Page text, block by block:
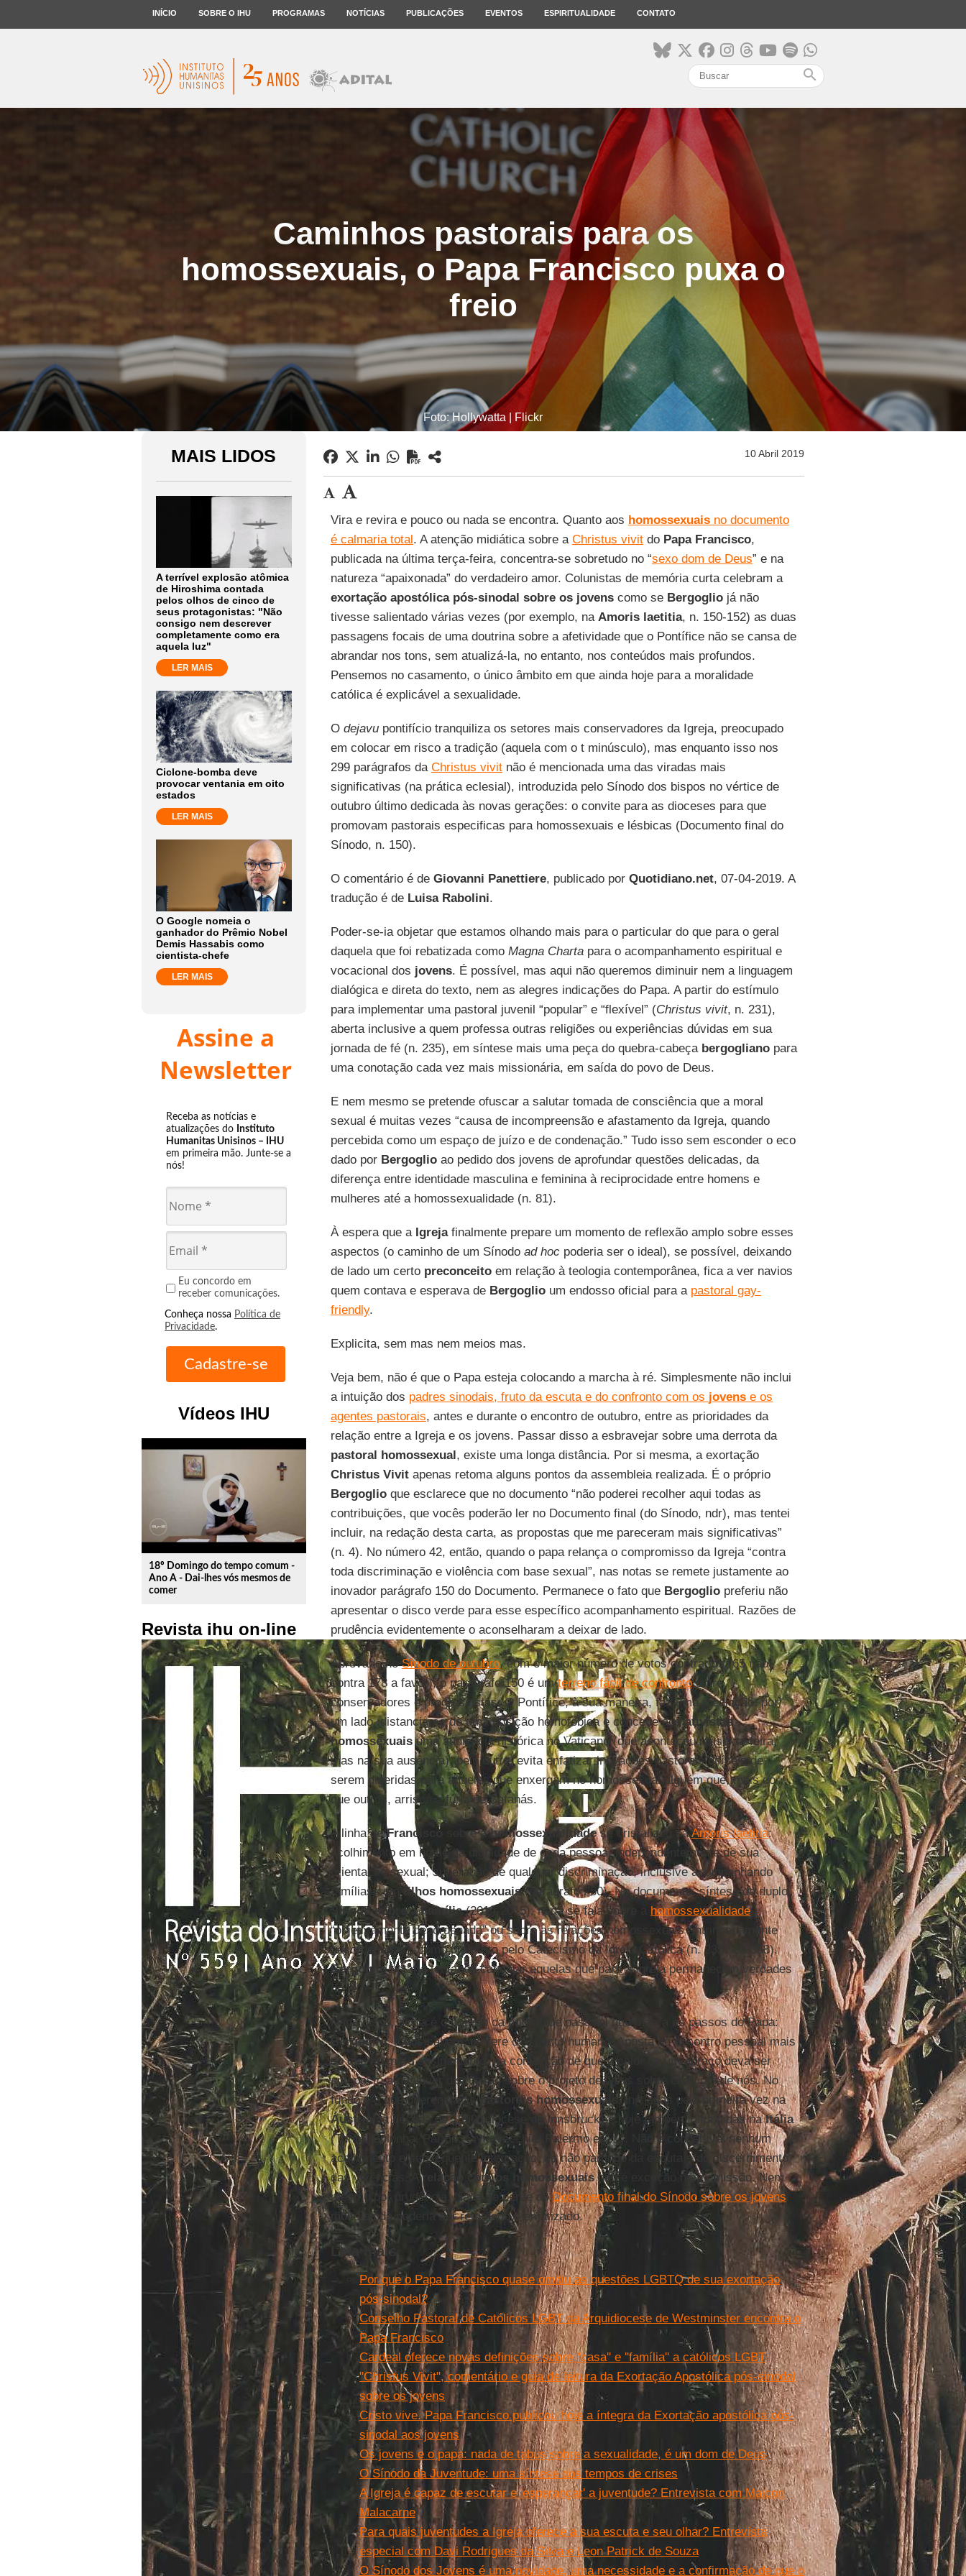
INÍCIO SOBRE O IHU PROGRAMAS NOTÍCIAS PUBLICAÇÕES EVENTOS ESPIRITUALIDADE CONTATO
search
Caminhos pastorais para os
homossexuais, o Papa Francisco puxa o
freio
Foto: Hollywatta | Flickr
MAIS LIDOS
A terrível explosão atômica
de Hiroshima contada
pelos olhos de cinco de
seus protagonistas: "Não
consigo nem descrever
completamente como era
aquela luz"
LER MAIS
Ciclone-bomba deve
provocar ventania em oito
estados
LER MAIS
O Google nomeia o
ganhador do Prêmio Nobel
Demis Hassabis como
cientista-chefe
LER MAIS
Assine a
Newsletter
Receba as notícias e
atualizações do Instituto
Humanitas Unisinos – IHU
em primeira mão. Junte-se a
nós!
Eu concordo em
receber comunicações.
Conheça nossa Política de
Privacidade.
Vídeos IHU
play_circle_outline
18º Domingo do tempo comum -
Ano A - Dai-lhes vós mesmos de
comer
Revista ihu on-line
10 Abril 2019
Vira e revira e pouco ou nada se encontra. Quanto aos homossexuaisno documento
é calmaria total. A atenção midiática sobre a Christus vivitdo Papa Francisco,
publicada na última terça-feira, concentra-se sobretudo no “sexo dom de Deus” e na
natureza “apaixonada” do verdadeiro amor. Colunistas de memória curta celebram a
exortação apostólica pós-sinodal sobre os jovenscomo se Bergogliojá não
tivesse salientado várias vezes (por exemplo, na Amoris laetitia, n. 150-152) as duas
passagens focais de uma doutrina sobre a afetividade que o Pontífice não se cansa de
abrandar nos tons, sem atualizá-la, no entanto, nos conteúdos mais profundos.
Pensemos no casamento, o único âmbito em que ainda hoje para a moralidade
católica é explicável a sexualidade.
O dejavupontifício tranquiliza os setores mais conservadores da Igreja, preocupado
em colocar em risco a tradição (aquela com o t minúsculo), mas enquanto isso nos
299 parágrafos da Christus vivitnão é mencionada uma das viradas mais
significativas (na prática eclesial), introduzida pelo Sínodo dos bispos no vértice de
outubro último dedicada às novas gerações: o convite para as dioceses para que
promovam pastorais especificas para homossexuais e lésbicas (Documento final do
Sínodo, n. 150).
O comentário é deGiovanni Panettiere, publicado por Quotidiano.net, 07-04-2019. A
tradução é de Luisa Rabolini.
Poder-se-ia objetar que estamos olhando mais para o particular do que para o geral
daquela que foi rebatizada como Magna Chartapara o acompanhamento espiritual e
vocacional dos jovens. É possível, mas aqui não queremos diminuir nem a linguagem
dialógica e direta do texto, nem as alegres indicações do Papa. A partir do estímulo
para implementar uma pastoral juvenil “popular” e “flexível” (Christus vivit, n. 231),
aberta inclusive a quem professa outras religiões ou experiências dúvidas em sua
jornada de fé (n. 235), em síntese mais uma peça do quebra-cabeça bergoglianopara
uma conotação cada vez mais missionária, em saída do povo de Deus.
E nem mesmo se pretende ofuscar a salutar tomada de consciência que a moral
sexual é muitas vezes “causa de incompreensão e afastamento da Igreja, quando
percebida como um espaço de juízo e de condenação.” Tudo isso sem esconder o eco
dado por Bergoglioao pedido dos jovens de aprofundar questões delicadas, da
diferença entre identidade masculina e feminina à reciprocidade entre homens e
mulheres até a homossexualidade (n. 81).
À espera que a Igrejafinalmente prepare um momento de reflexão amplo sobre esses
aspectos (o caminho de um Sínodo ad hocpoderia ser o ideal), se possível, deixando
de lado um certo preconceitoem relação à teologia contemporânea, fica a ver navios
quem contava e esperava de Bergoglioum endosso oficial para a pastoral gay-
friendly.
Explicita, sem mas nem meios mas.
Veja bem, não é que o Papa esteja colocando a marcha à ré. Simplesmente não inclui
a intuição dos padres sinodais, fruto da escuta e do confronto com os jovense os
agentes pastorais, antes e durante o encontro de outubro, entre as prioridades da
relação entre a Igreja e os jovens. Passar disso a esbravejar sobre uma derrota da
pastoral homossexual, existe uma longa distância. Por si mesma, a exortação
Christus Vivitapenas retoma alguns pontos da assembleia realizada. É o próprio
Bergoglioque esclarece que no documento “não poderei recolher aqui todas as
contribuições, que vocês poderão ler no Documento final (do Sínodo, ndr), mas tentei
incluir, na redação desta carta, as propostas que me pareceram mais significativas”
(n. 4). No número 42, então, quando o papa relança o compromisso da Igreja “contra
toda discriminação e violência com base sexual”, nas notas se remete justamente ao
inovador parágrafo 150 do Documento. Permanece o fato que Bergogliopreferiu não
apresentar o disco verde para esse específico acompanhamento espiritual. Razões de
prudência evidentemente o aconselharam a deixar de lado.
Aprovado no Sínodo de outubro, com o maior número de votos contrários (65 não
contra 178 a favor), o parágrafo 150 é umterreno fácil de confrontoentre
conservadores e progressistas. O Pontífice, à sua maneira, faz uma mediação: por
um lado, distancia-se de uma posição homofóbica e concede aosativistas
homossexuaisuma audiência histórica no Vaticano (que aconteceu na sexta-feira,
mas na sua ausência), pelo outro, evita enfatizar inovações pastorais difíceis de
serem digeridas para aqueles que enxergam no homossexual alguém que, mais do
que outros, arrisca a fúria de Satanás.
A linha deFrancisco sobre ahomossexualidadese cristalizou naAmoris laetitia:
acolhimento em nome da dignidade de cada pessoa, independentemente de sua
orientação sexual; superação de qualquer discriminação, inclusive acompanhando
famílias comfilhos homossexuais(parágrafo 250). No documento, síntese do duplo
Sínodo sobre a Família(2014-2015), nada se fala sobre a homossexualidade
“objetivamente desordenada” ou sobre as relações homossexuais “intrinsecamente
desordenadas”, como prescrito pelo Catecismo da Igreja Católica (n. 2357 e 2358).
Bergoglioestaria tentando cancelar aquelas que para a Igreja permanecem verdades
de fé?
Nada disso, ainda é o critério da prioridade pastoral que marca os passos do Papa:
Bergoglio, todos sabem, prefere o aspecto humano. Aposta no encontro pessoal mais
do que no mero ensinamento, na convicção de que o calor de um abraço deva ser
anteposto a qualquer discussão sobre o projeto de Deus sobre cada um de nós. No
fundo é o que diferencia aspastorais homossexuais, iniciadas pela primeira vez na
Áustria na década de 1990 (diocese de Innsbruck) e hoje também difundidas naItália
(Turim, Bolonha, Parma, Civitavecchia, Palermo etc...). Não é concebível nenhum
acolhimento e subsequente integração, se não partindo da escuta e do discernimento
das vivências. Arelação com os homossexuaisnão é exceção nem omissão. Nem
mesmo por prudência. Nada se perde doDocumento final do Sínodo sobre os jovens
muito ainda poderia ser retomado e enfatizado.
Leia mais
Por que o Papa Francisco quase omitiu as questões LGBTQ de sua exortação
pós-sinodal?
Conselho Pastoral de Católicos LGBT da Arquidiocese de Westminster encontra o
Papa Francisco
Cardeal oferece novas definições sobre ''casa'' e ''família'' a católicos LGBT
"Christus Vivit", comentário e guia de leitura da Exortação Apostólica pós-sinodal
sobre os jovens
Cristo vive. Papa Francisco publicou hoje a íntegra da Exortação apostólica pós-
sinodal aos jovens
Os jovens e o papa: nada de tabus sobre a sexualidade, é um dom de Deus
O Sínodo da Juventude: uma síntese dos tempos de crises
A Igreja é capaz de escutar e 'esperançar' a juventude? Entrevista com Maicon
Malacarne
Para quais juventudes a Igreja oferece a sua escuta e seu olhar? Entrevista
especial com Davi Rodrigues da Silva e Leon Patrick de Souza
O Sínodo dos Jovens é uma novidade, uma necessidade e a confirmação de que o